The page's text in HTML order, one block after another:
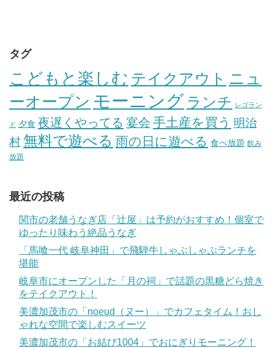
タグ
こどもと楽しむ テイクアウト ニュ
ーオープン モーニング ランチ レゴラン
ド 夕食 夜遅くやってる 宴会 手土産を買う 明治
村無料で遊べる 雨の日に遊べる 食べ放題 飲み
放題
最近の投稿
関市の老舗うなぎ店「辻屋」は予約がおすすめ！個室で
ゆったり味わう絶品うなぎ
「馬喰一代 岐阜神田」で飛騨牛しゃぶしゃぶランチを
堪能
岐阜市にオープンした「月の祠」で話題の黒糖どら焼き
をテイクアウト！
美濃加茂市の「noeud（ヌー）」でカフェタイム！おし
ゃれな空間で楽しむスイーツ
美濃加茂市の「お結び1004」でおにぎりモーニング！